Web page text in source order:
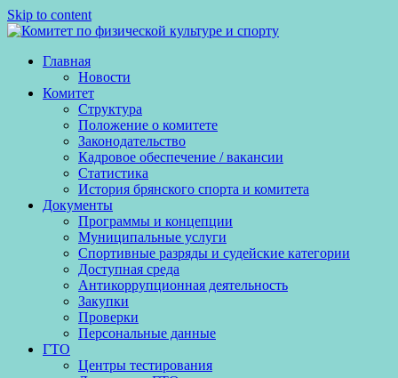
Skip to content
Главная
Новости
Комитет
Структура
Положение о комитете
Законодательство
Кадровое обеспечение / вакансии
Статистика
История брянского спорта и комитета
Документы
Программы и концепции
Муниципальные услуги
Спортивные разряды и судейские категории
Доступная среда
Антикоррупционная деятельность
Закупки
Проверки
Персональные данные
ГТО
Центры тестирования